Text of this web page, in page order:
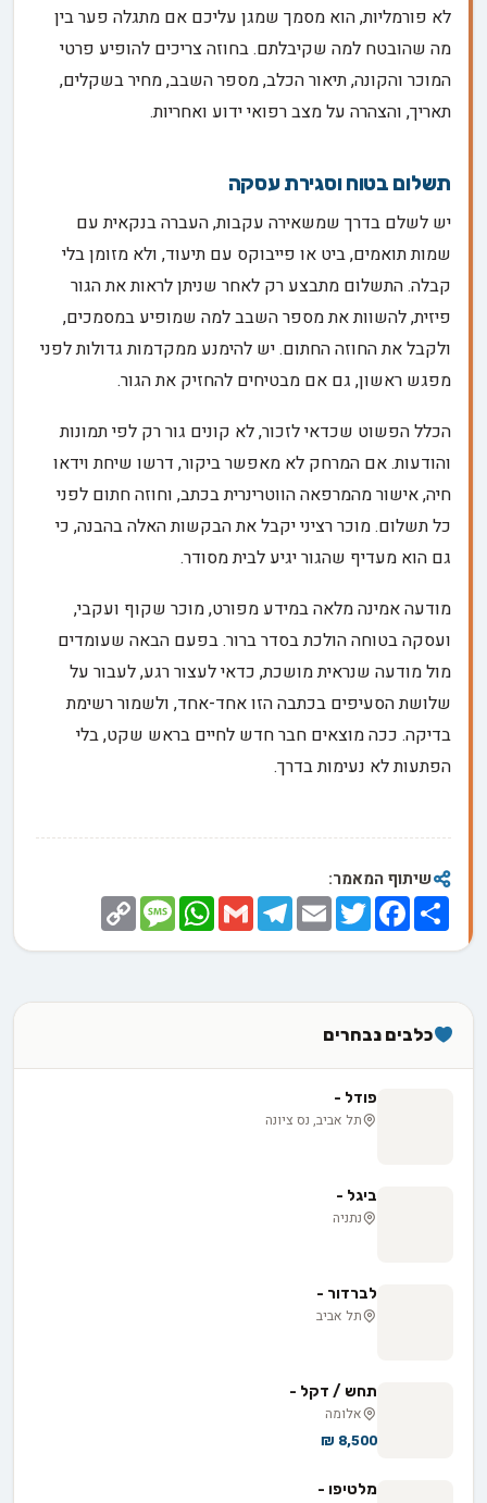
לא פורמליות, הוא מסמך שמגן עליכם אם מתגלה פער בין
מה שהובטח למה שקיבלתם. בחוזה צריכים להופיע פרטי
המוכר והקונה, תיאור הכלב, מספר השבב, מחיר בשקלים,
תאריך, והצהרה על מצב רפואי ידוע ואחריות.
תשלום בטוח וסגירת עסקה
יש לשלם בדרך שמשאירה עקבות, העברה בנקאית עם
שמות תואמים, ביט או פייבוקס עם תיעוד, ולא מזומן בלי
קבלה. התשלום מתבצע רק לאחר שניתן לראות את הגור
פיזית, להשוות את מספר השבב למה שמופיע במסמכים,
ולקבל את החוזה החתום. יש להימנע ממקדמות גדולות לפני
מפגש ראשון, גם אם מבטיחים להחזיק את הגור.
הכלל הפשוט שכדאי לזכור, לא קונים גור רק לפי תמונות
והודעות. אם המרחק לא מאפשר ביקור, דרשו שיחת וידאו
חיה, אישור מהמרפאה הווטרינרית בכתב, וחוזה חתום לפני
כל תשלום. מוכר רציני יקבל את הבקשות האלה בהבנה, כי
גם הוא מעדיף שהגור יגיע לבית מסודר.
מודעה אמינה מלאה במידע מפורט, מוכר שקוף ועקבי,
ועסקה בטוחה הולכת בסדר ברור. בפעם הבאה שעומדים
מול מודעה שנראית מושכת, כדאי לעצור רגע, לעבור על
שלושת הסעיפים בכתבה הזו אחד-אחד, ולשמור רשימת
בדיקה. ככה מוצאים חבר חדש לחיים בראש שקט, בלי
הפתעות לא נעימות בדרך.
שיתוף המאמר:
Share
Facebook
Twitter
Email
Telegram
Gmail
WhatsApp
Message
Copy
Link
כלבים נבחרים
פודל -
תל אביב, נס ציונה
ביגל -
נתניה
לברדור -
תל אביב
תחש / דקל -
אלומה
8,500 ₪
מלטיפו -